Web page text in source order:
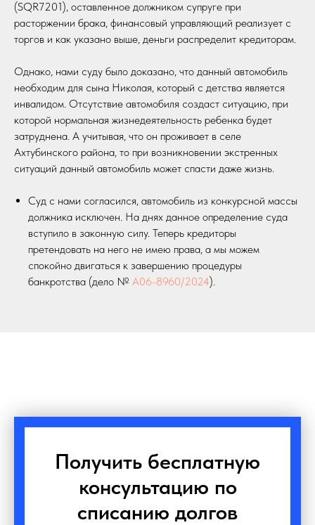
(SQR7201), оставленное должником супруге при
расторжении брака, финансовый управляющий реализует с
торгов и как указано выше, деньги распределит кредиторам.
Однако, нами суду было доказано, что данный автомобиль
необходим для сына Николая, который с детства является
инвалидом. Отсутствие автомобиля создаст ситуацию, при
которой нормальная жизнедеятельность ребенка будет
затруднена. А учитывая, что он проживает в селе
Ахтубинского района, то при возникновении экстренных
ситуаций данный автомобиль может спасти даже жизнь.
Суд с нами согласился, автомобиль из конкурсной массы
должника исключен. На днях данное определение суда
вступило в законную силу. Теперь кредиторы
претендовать на него не имею права, а мы можем
спокойно двигаться к завершению процедуры
банкротства (дело № А06-8960/2024).
Получить бесплатную
консультацию по
списанию долгов